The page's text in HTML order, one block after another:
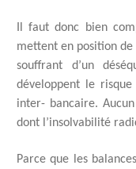
Il faut donc bien
mettent en position de
souffrant d’un
développent le
inter- bancaire.
dont l’insolvabilité
Parce que les